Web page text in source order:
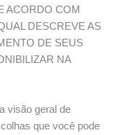
ACORDO COM
DESCREVE AS
DE SEUS
NA
visão geral de
que você pode